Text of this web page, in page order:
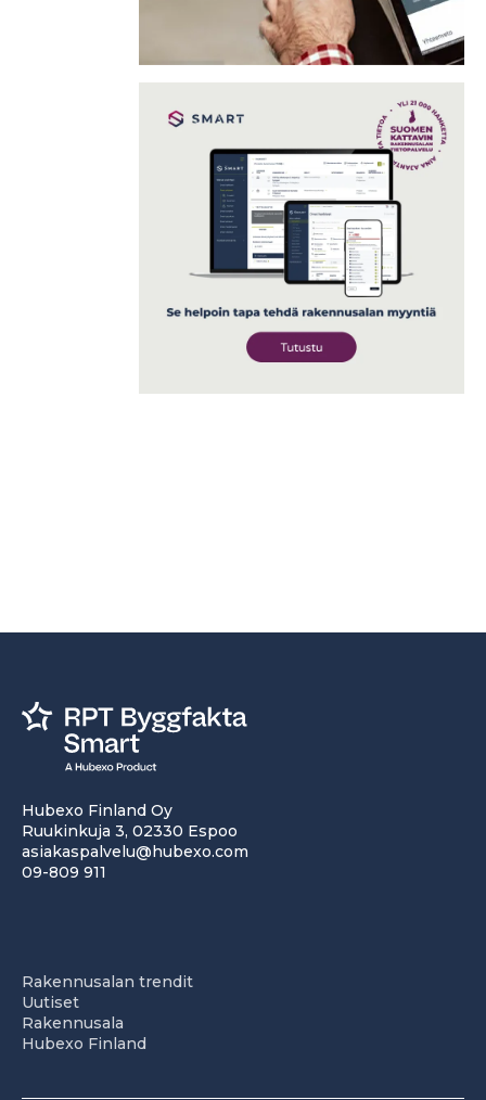
Hubexo Finland Oy
Ruukinkuja 3, 02330 Espoo
asiakaspalvelu@hubexo.com
09-809 911
Rakennusalan trendit
Uutiset
Rakennusala
Hubexo Finland